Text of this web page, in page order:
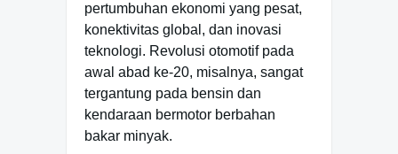
pertumbuhan ekonomi yang pesat,
konektivitas global, dan inovasi
teknologi. Revolusi otomotif pada
awal abad ke-20, misalnya, sangat
tergantung pada bensin dan
kendaraan bermotor berbahan
bakar minyak.